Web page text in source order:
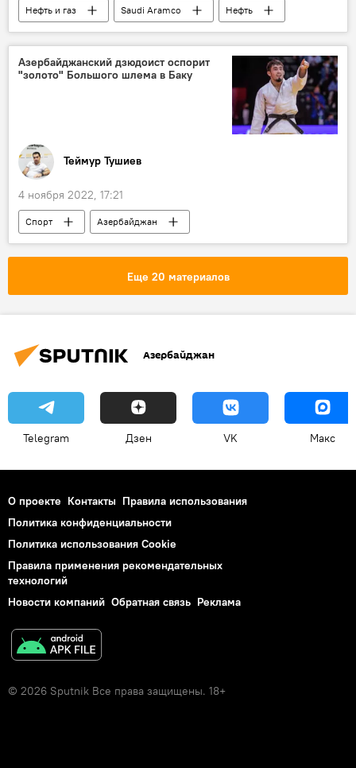
Нефть и газ Saudi Aramco
Нефть
цены
Азия США Европа
Азербайджанский дзюдоист оспорит
"золото" Большого шлема в Баку
Теймур Тушиев
4 ноября 2022, 17:21
Спорт
Азербайджан
Большой шлем
дзюдо
турнир
Еще 20 материалов
Азербайджан
Telegram Дзен VK Макс
О проекте Контакты Правила использования
Политика конфиденциальности
Политика использования Cookie
Правила применения рекомендательных
технологий
Новости компаний Обратная связь Реклама
© 2026 Sputnik Все права защищены. 18+